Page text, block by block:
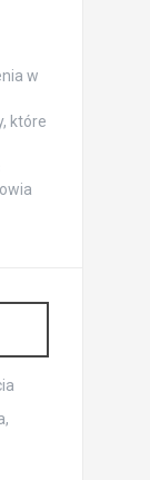
w
które